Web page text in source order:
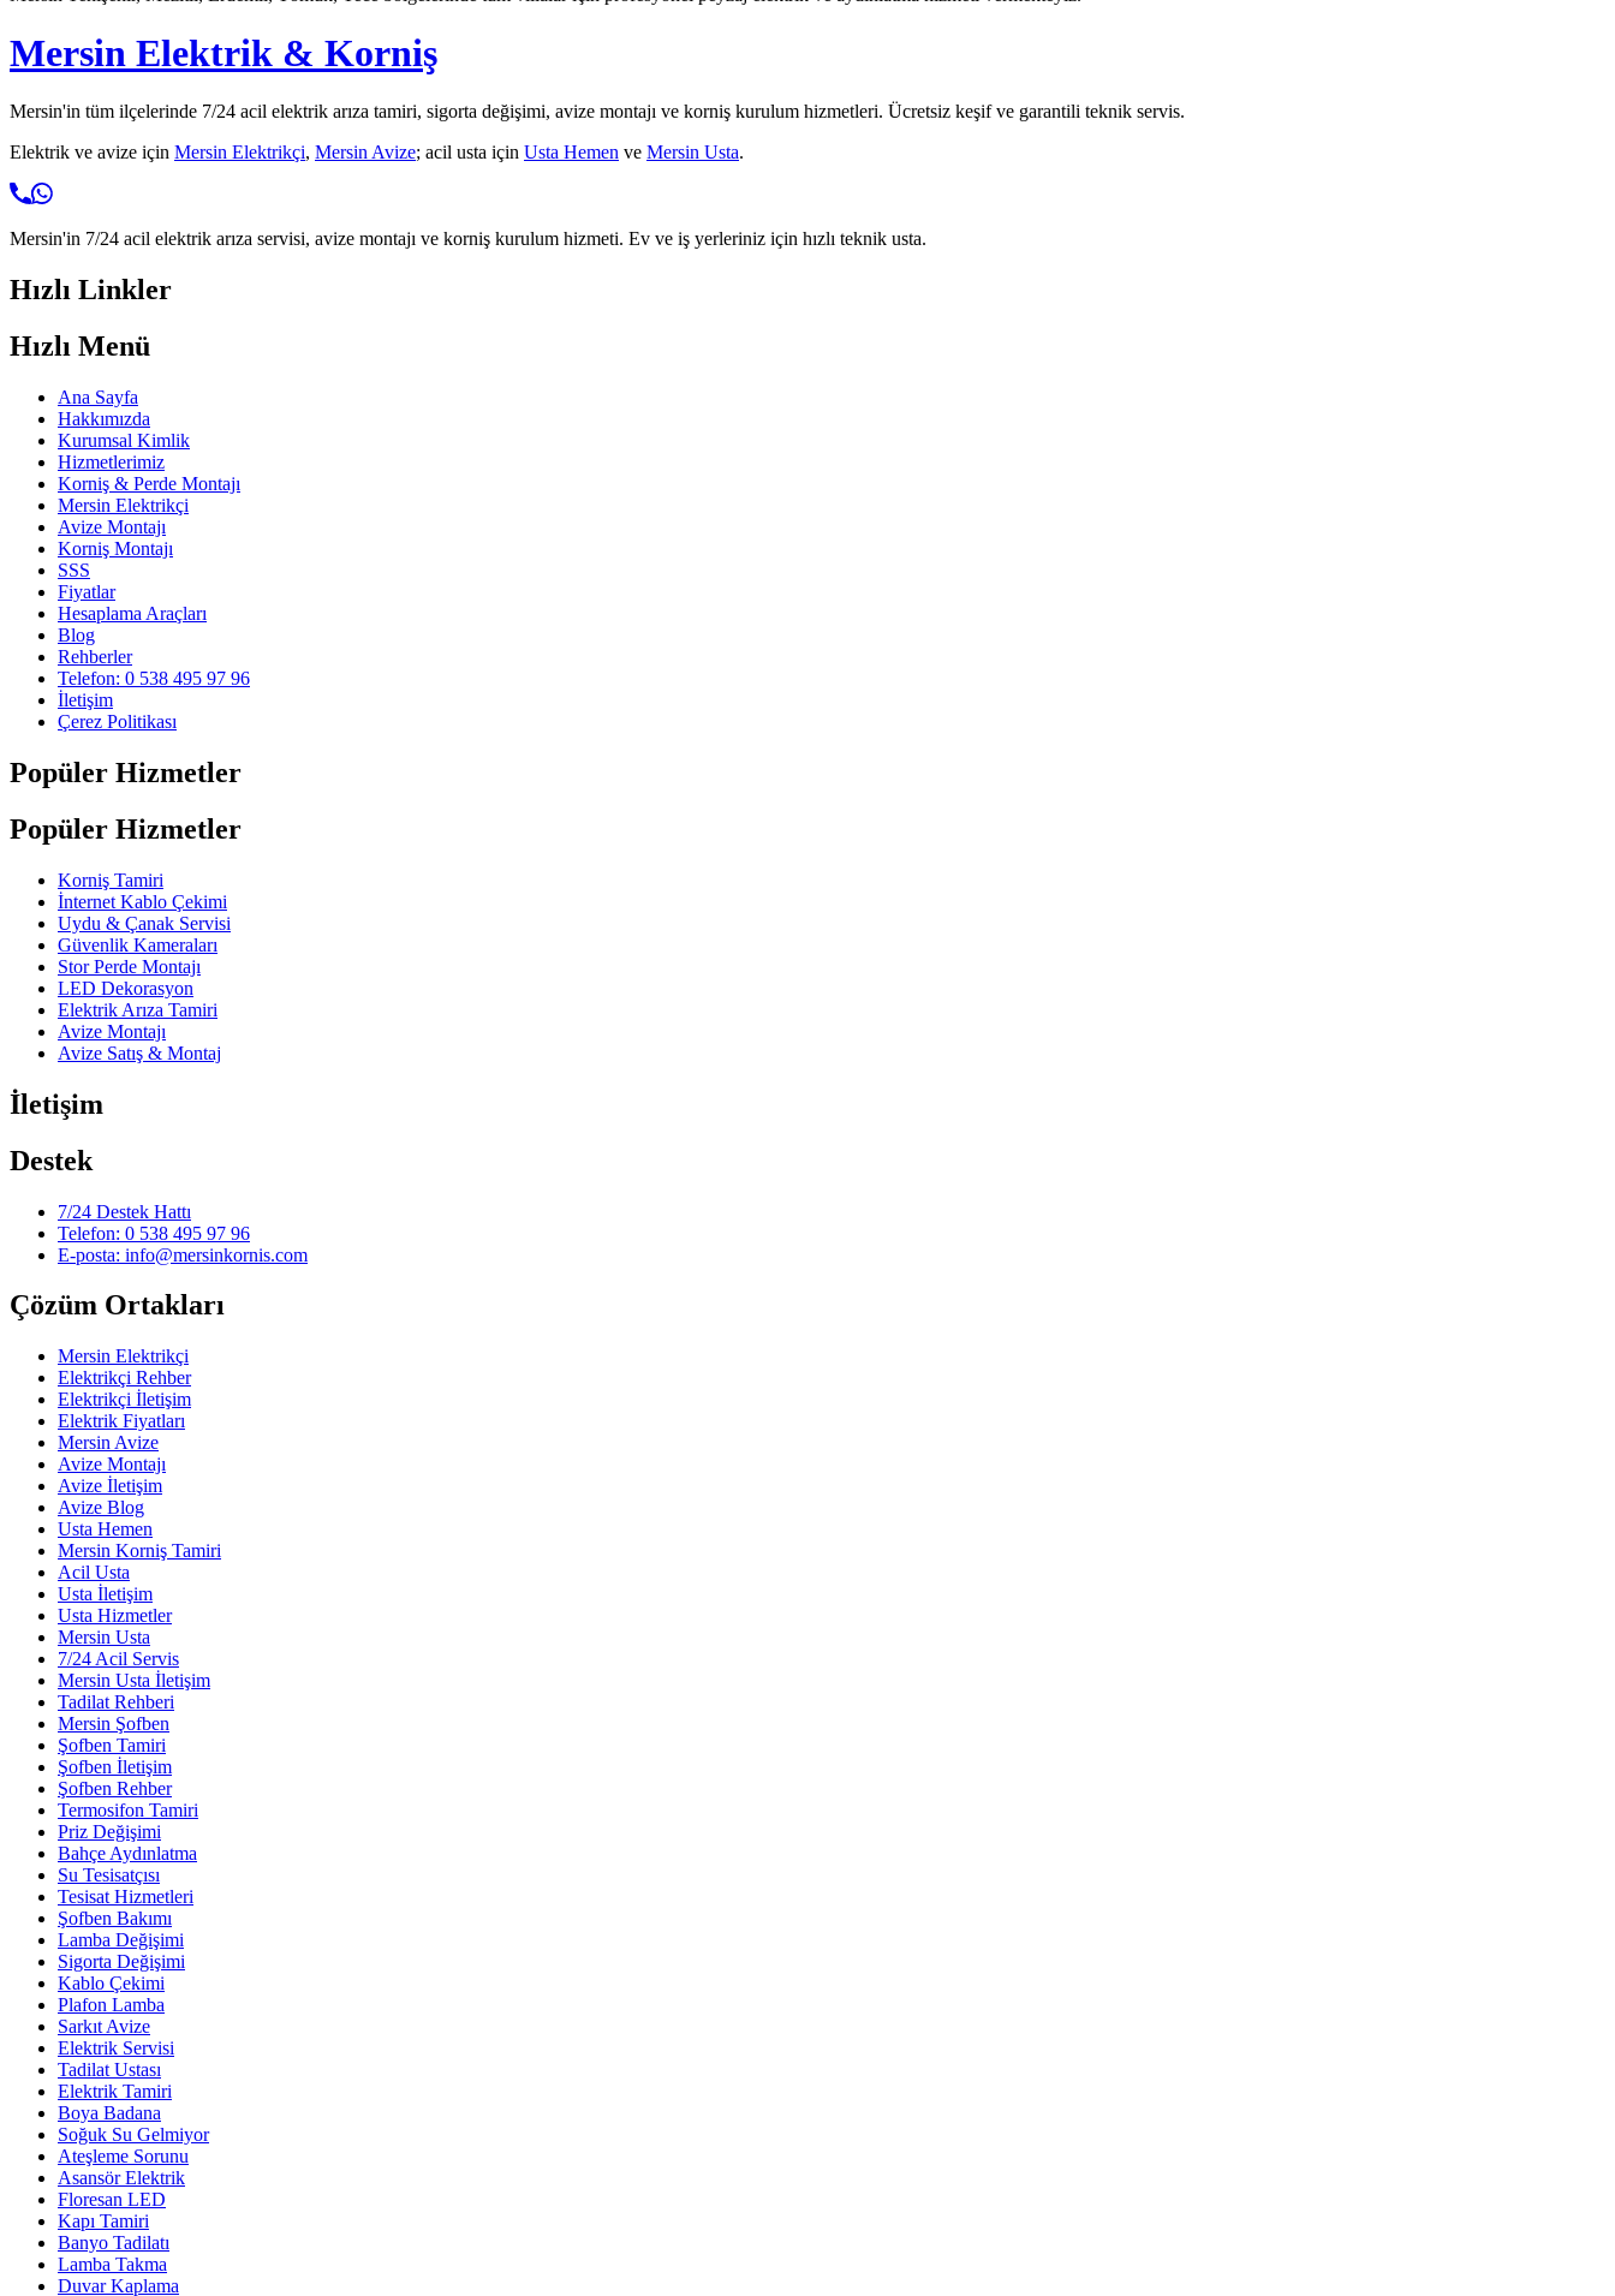
Mersin Elektrik & Korniş
Mersin'in tüm ilçelerinde 7/24 acil elektrik arıza tamiri, sigorta değişimi, avize montajı ve korniş kurulum hizmetleri. Ücretsiz keşif ve garantili teknik servis.
Elektrik ve avize için Mersin Elektrikçi, Mersin Avize; acil usta için Usta Hemen ve Mersin Usta.
Mersin'in 7/24 acil elektrik arıza servisi, avize montajı ve korniş kurulum hizmeti. Ev ve iş yerleriniz için hızlı teknik usta.
Hızlı Linkler
Hızlı Menü
Ana Sayfa
Hakkımızda
Kurumsal Kimlik
Hizmetlerimiz
Korniş & Perde Montajı
Mersin Elektrikçi
Avize Montajı
Korniş Montajı
SSS
Fiyatlar
Hesaplama Araçları
Blog
Rehberler
Telefon: 0 538 495 97 96
İletişim
Çerez Politikası
Popüler Hizmetler
Popüler Hizmetler
Korniş Tamiri
İnternet Kablo Çekimi
Uydu & Çanak Servisi
Güvenlik Kameraları
Stor Perde Montajı
LED Dekorasyon
Elektrik Arıza Tamiri
Avize Montajı
Avize Satış & Montaj
İletişim
Destek
7/24 Destek Hattı
Telefon: 0 538 495 97 96
E-posta: info@mersinkornis.com
Çözüm Ortakları
Mersin Elektrikçi
Elektrikçi Rehber
Elektrikçi İletişim
Elektrik Fiyatları
Mersin Avize
Avize Montajı
Avize İletişim
Avize Blog
Usta Hemen
Mersin Korniş Tamiri
Acil Usta
Usta İletişim
Usta Hizmetler
Mersin Usta
7/24 Acil Servis
Mersin Usta İletişim
Tadilat Rehberi
Mersin Şofben
Şofben Tamiri
Şofben İletişim
Şofben Rehber
Termosifon Tamiri
Priz Değişimi
Bahçe Aydınlatma
Su Tesisatçısı
Tesisat Hizmetleri
Şofben Bakımı
Lamba Değişimi
Sigorta Değişimi
Kablo Çekimi
Plafon Lamba
Sarkıt Avize
Elektrik Servisi
Tadilat Ustası
Elektrik Tamiri
Boya Badana
Soğuk Su Gelmiyor
Ateşleme Sorunu
Asansör Elektrik
Floresan LED
Kapı Tamiri
Banyo Tadilatı
Lamba Takma
Duvar Kaplama